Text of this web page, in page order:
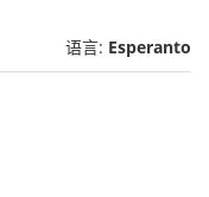
语言: Esperanto